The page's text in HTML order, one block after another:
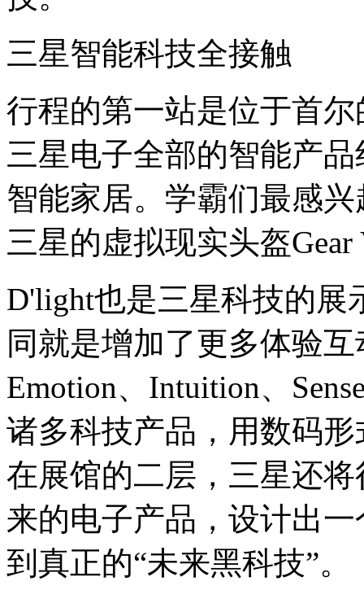
三星智能科技全接触
行程的第一站是位于首
三星电子全部的智能产
智能家居。学霸们最感
三星的虚拟现实头盔
D'light也是三星科技的展
同就是增加了更多体验
Emotion、Intuition、
诸多科技产品，用数码
在展馆的二层，三星还
来的电子产品，设计出
到真正的“未来黑科技”。